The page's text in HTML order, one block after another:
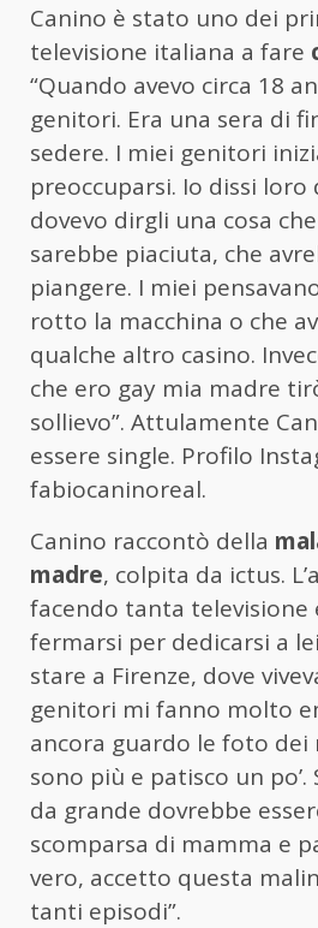
Canino è stato uno dei
televisione italiana a fare
“Quando avevo circa 18
genitori. Era una sera di
sedere. I miei genitori
preoccuparsi. Io dissi loro
dovevo dirgli una cosa
sarebbe piaciuta, che
piangere. I miei
rotto la macchina o che
qualche altro casino.
che ero gay mia madre
sollievo”. Attulamente
essere single. Profilo
fabiocaninoreal.
Canino raccontò della
madre, colpita da ictus.
facendo tanta televisione
fermarsi per dedicarsi a
stare a Firenze, dove
genitori mi fanno molto
ancora guardo le foto dei
sono più e patisco un po’.
da grande dovrebbe
scomparsa di mamma e
vero, accetto questa
tanti episodi”.